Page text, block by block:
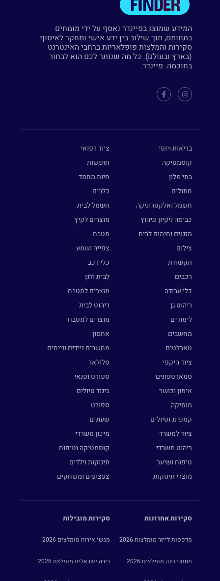
המידע שמוצג בפיינדר נאסף על ידי מומחים
בתחומם, תוך שילוב בין ידע אישי ומחקר לאיסוף
סקירות והמלצות פופלאריות ברחבי האינטרנט
(בארץ ובעולם). כל מה שנותר לכם הוא לבחור
בחוכמה. פיינדר.
בריאות ויופי
ציוד רפואי
קוסמטיקה
חופשות
בתי מלון
חיות מחמד
חתולים
כלבים
חשמל ואלקטרוניקה
חשמל לבית
כביסה ניקיון וגיהוץ
מוצרים לקיץ
מזגנים וחימום לבית
מטבח
צילום
צפייה ושמע
תקשורת
כלי רכב
רכבים
לבית ולגן
כלי עבודה
מוצרים למטבח
ריהוט גן
ריהוט לבית
לימודים
מוצרים למטבח
מחשבים
אחסון
טאבלטים
מחשבים ניידים ונייחים
ציוד היקפי
סלולאר
סמארטפונים
ספורט ופנאי
אימון וכושר
ביגוד טיולים
מוסיקה
ספורט
קמפינג וטיולים
שעונים
ציוד למשרד
מיכון משרדי
ריהוט משרדי
קוסמטיקה וטיפוח
טיפוח ושיער
תינוקות וילדים
מוצרי תינוקות
צעצועים ומשחקים
סקירות אחרונות
מדפסות לייזר מומלצות 2026
מחסני גינה מומלצים 2026
סקירות מובילות
מגשי אירוח מומלצים 2026
בירה ישראלית מומלצת 2026